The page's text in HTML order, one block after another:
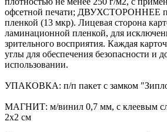
офсетной печати; ДВУХСТОРОННЕЕ
пленкой (13 мкр). Лицевая сторона
ламинационной пленкой, для
зрительного восприятия. Каждая
углы для обеспечения безопасности и
использовании.
УПАКОВКА: п/п пакет с замком
МАГНИТ: м/винил 0,7 мм, с клеевым
2х2 см